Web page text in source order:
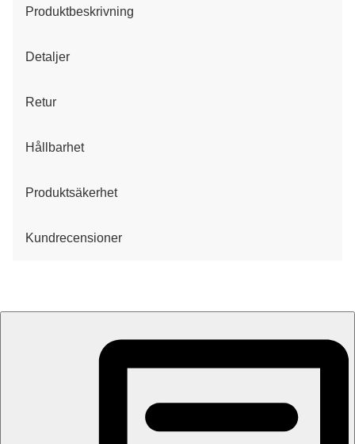
Produktbeskrivning
Detaljer
Retur
Hållbarhet
Produktsäkerhet
Kundrecensioner